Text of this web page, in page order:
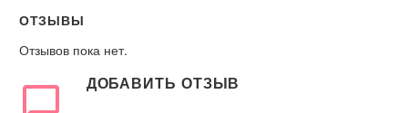
ОТЗЫВЫ
Отзывов пока нет.
ДОБАВИТЬ ОТЗЫВ